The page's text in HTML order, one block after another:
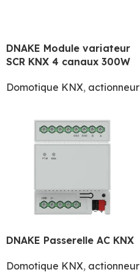
DNAKE Module variateur
SCR KNX 4 canaux 300W
Domotique KNX, actionneur
DNAKE Passerelle AC KNX
Domotique KNX, actionneur